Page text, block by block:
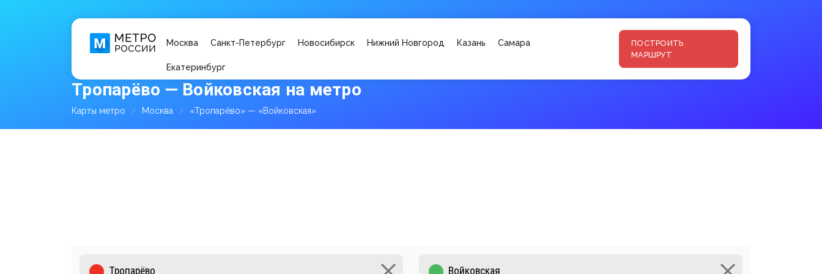
Москва Санкт-Петербург Новосибирск Нижний Новгород Казань Самара
Екатеринбург
ПОСТРОИТЬ
МАРШРУТ
Тропарёво — Войковская на метро
Карты метро Москва «Тропарёво» — «Войковская»